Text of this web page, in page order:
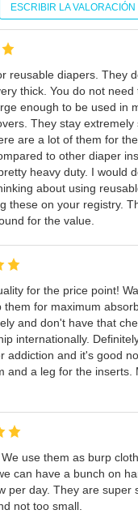
ESCRIBIR LA VALORACIÓN
reusable diapers. They
thick. You do not need
enough to be used in
They stay extremely
are a lot of them for
to other diaper
heavy duty. I would
about using
these on your registry.
for the value.
for the price point!
them for maximum
and don't have that
internationally.
addiction and it's good
and a leg for the inserts.
use them as burp
can have a bunch on
per day. They are super
not too small.